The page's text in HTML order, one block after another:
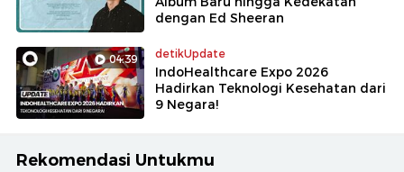
dengan Ed Sheeran
04:39 detikUpdate
IndoHealthcare Expo 2026
Hadirkan Teknologi Kesehatan dari
9 Negara!
Rekomendasi Untukmu